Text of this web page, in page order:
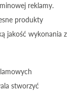
reklamy.
produkty
jakość wykonania z
stworzyć